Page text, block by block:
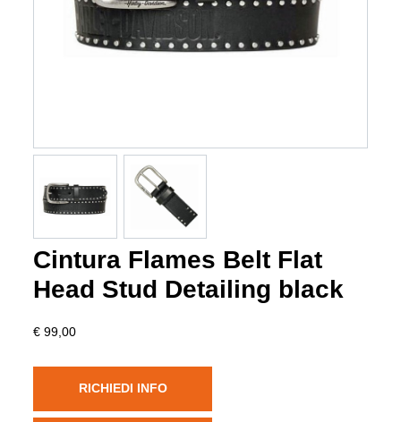
Cintura Flames Belt Flat
Head Stud Detailing black
€ 99,00
RICHIEDI INFO